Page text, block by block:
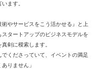
ます。
術やサービスをこう活かせる』と上
タートアップのビジネスモデルを
剣に模索します。
くださっていて、イベントの満足
りません」